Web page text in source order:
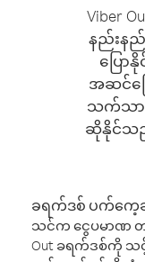
Viber
နည်းနည်
ပြေ
အဆင်ပ
သက်သာသ
ဆိုနိုင်သည့်
ခရက်ဒစ် ပက်ကေ့ချ်
သင်က ငွေပမာဏ
Out ခရက်ဒစ်ကို